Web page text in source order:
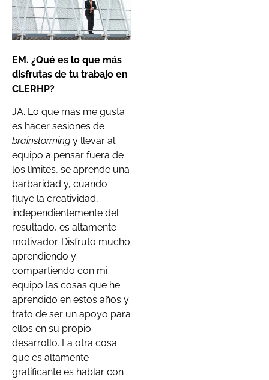
EM. ¿Qué es lo que más
disfrutas de tu trabajo en
CLERHP?
JA. Lo que más me gusta
es hacer sesiones de
brainstorming y llevar al
equipo a pensar fuera de
los límites, se aprende una
barbaridad y, cuando
fluye la creatividad,
independientemente del
resultado, es altamente
motivador. Disfruto mucho
aprendiendo y
compartiendo con mi
equipo las cosas que he
aprendido en estos años y
trato de ser un apoyo para
ellos en su propio
desarrollo. La otra cosa
que es altamente
gratificante es hablar con